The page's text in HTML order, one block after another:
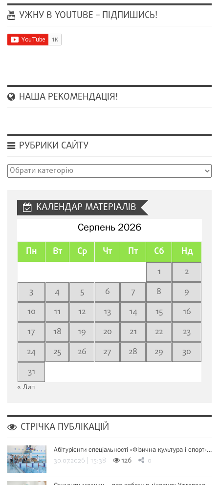
УЖНУ В YOUTUBE – ПІДПИШИСЬ!
НАША РЕКОМЕНДАЦІЯ!
РУБРИКИ САЙТУ
Рубрики
КАЛЕНДАР МАТЕРІАЛІВ
Серпень 2026
Пн Вт Ср Чт Пт Сб Нд
1
2
3
4 5 6 7 8
9
10
11 12 13 14 15
16
17
18 19 20 21 22
23
24
25 26 27 28 29
30
31
« Лип
СТРІЧКА ПУБЛІКАЦІЙ
Абітурієнти спеціальності «Фізична культура і спорт»…
30.07.2026 | 15:38 126 0